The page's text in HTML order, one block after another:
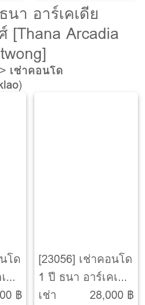
า อาร์เคเดีย
[Thana Arcadia
เช่าคอนโด
)
โด
ย
฿
[23056] เช่าคอนโด
1 ปี ธนา อาร์เคเดีย
จรัญสนิทวงศ์
เช่า
28,000 ฿